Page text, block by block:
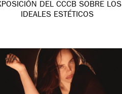
DEL CCCB SOBRE LOS
IDEALES ESTÉTICOS